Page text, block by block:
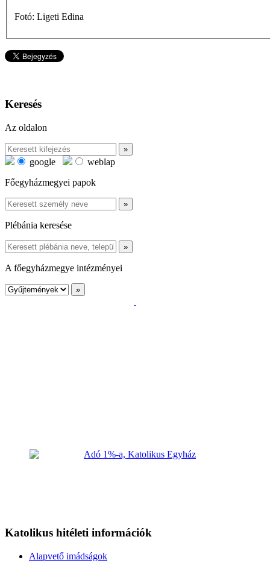
Fotó: Ligeti Edina
Keresés
Az oldalon
google
weblap
Főegyházmegyei papok
Plébánia keresése
A főegyházmegye intézményei
Katolikus hitéleti információk
Alapvető imádságok